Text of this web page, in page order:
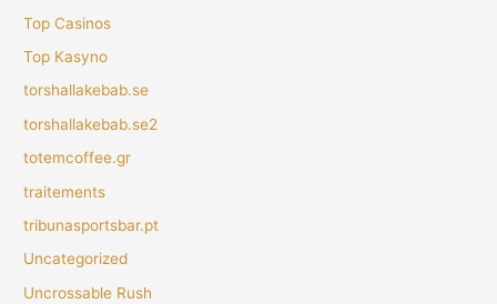
Top Casinos
Top Kasyno
torshallakebab.se
torshallakebab.se2
totemcoffee.gr
traitements
tribunasportsbar.pt
Uncategorized
Uncrossable Rush